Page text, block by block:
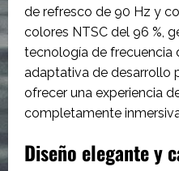
de refresco de 90 Hz y
colores NTSC del 96 %,
tecnología de frecuencia
adaptativa de desarrollo
ofrecer una experiencia
completamente
Diseño elegante y